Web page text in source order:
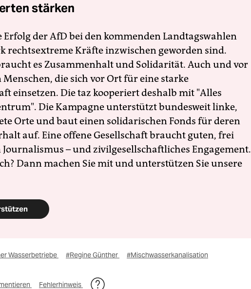
stärken
Erfolg der AfD bei den kommenden Landtagswahlen
rechtsextreme Kräfte inzwischen geworden sind.
es Zusammenhalt und Solidarität. Auch und vor
die sich vor Ort für eine starke
einsetzen. Die taz kooperiert deshalb mit "Alles
Die Kampagne unterstützt bundesweit linke,
Orte und baut einen solidarischen Fonds für deren
auf. Eine offene Gesellschaft braucht guten, frei
– und zivilgesellschaftliches Engagement.
Dann machen Sie mit und unterstützen Sie unsere
Wasserbetriebe #Regine Günther #Mischwasserkanalisation
Fehlerhinweis